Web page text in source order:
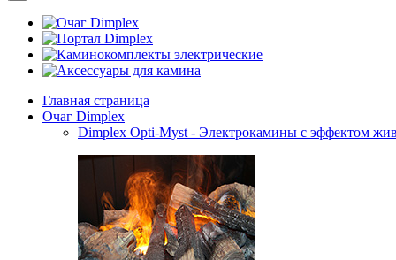
Очаг Dimplex
Портал Dimplex
Каминокомплекты электрические
Аксессуары для камина
Главная страница
Очаг Dimplex
Dimplex Opti-Myst - Электрокамины с эффектом